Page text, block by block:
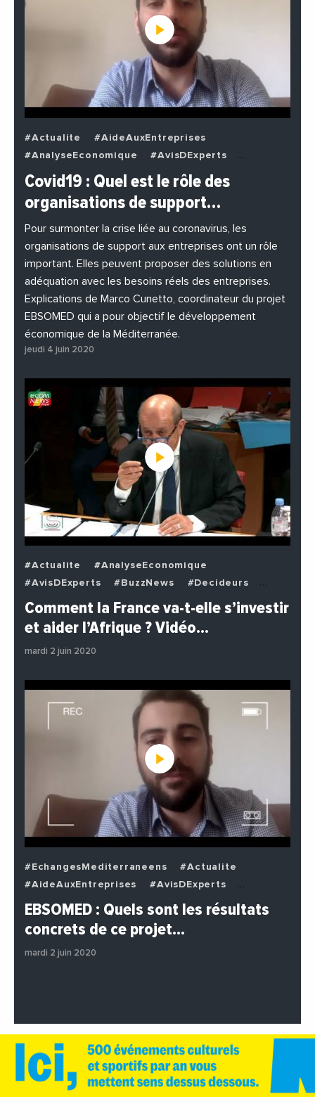
#Actualite
#AideAuxEntreprises
#AnalyseEconomique
#AvisDExperts
#BuzzNews
#Decideurs
#EchangesMediterraneens
#Economie
#EnDirectDe
#Entreprises
#Institutions
#PhotosEtVideos
Covid19 : Quel est le rôle des
organisations de support…
Pour surmonter la crise liée au coronavirus, les
organisations de support aux entreprises ont un rôle
important. Elles peuvent proposer des solutions en
adéquation avec les besoins réels des entreprises.
Explications de Marco Cunetto, coordinateur du projet
EBSOMED qui a pour objectif le développement
économique de la Méditerranée.
jeudi 4 juin 2020
#Actualite
#AnalyseEconomique
#AvisDExperts
#BuzzNews
#Decideurs
#EchangesMediterraneens
#Economie
#Politique
Comment la France va-t-elle s’investir
et aider l’Afrique ? Vidéo…
mardi 2 juin 2020
#EchangesMediterraneens
#Actualite
#AideAuxEntreprises
#AvisDExperts
#BuzzNews
#Decideurs
#Entreprises
#Institutions
EBSOMED : Quels sont les résultats
concrets de ce projet…
mardi 2 juin 2020